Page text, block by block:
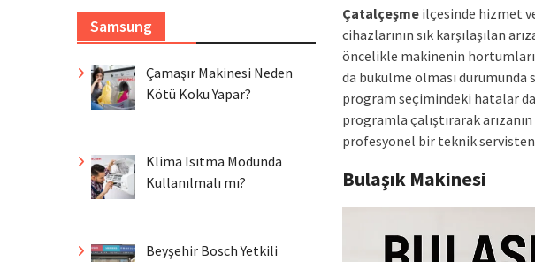
Çatalçeşme ilçesinde hizmet
cihazlarının sık karşılaşılan
öncelikle makinenin
da bükülme olması durumunda
program seçimindeki hatalar
programla çalıştırarak
profesyonel bir teknik servisten
Bulaşık Makinesi
Samsung
Çamaşır Makinesi Neden
Kötü Koku Yapar?
Klima Isıtma Modunda
Kullanılmalı mı?
Beyşehir Bosch Yetkili